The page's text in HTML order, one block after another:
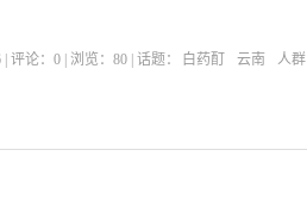
| 评论：0 | 浏览：80 | 话题： 白药酊 云南 人群